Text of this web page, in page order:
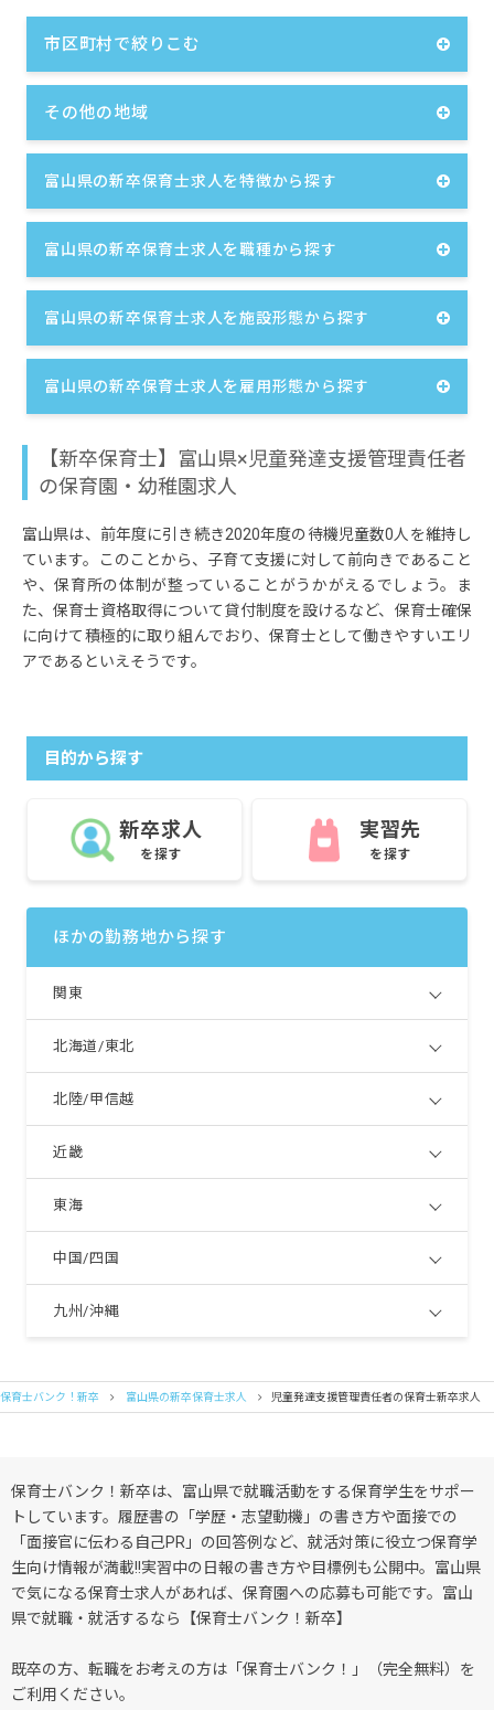
市区町村で絞りこむ
その他の地域
富山県の新卒保育士求人を特徴から探す
富山県の新卒保育士求人を職種から探す
富山県の新卒保育士求人を施設形態から探す
富山県の新卒保育士求人を雇用形態から探す
【新卒保育士】富山県×児童発達支援管理責任者
の保育園・幼稚園求人
富山県は、前年度に引き続き2020年度の待機児童数0人を維持し
ています。このことから、子育て支援に対して前向きであること
や、保育所の体制が整っていることがうかがえるでしょう。ま
た、保育士資格取得について貸付制度を設けるなど、保育士確保
に向けて積極的に取り組んでおり、保育士として働きやすいエリ
アであるといえそうです。
目的から探す
新卒求人
を探す
実習先
を探す
ほかの勤務地から探す
関東
北海道/東北
北陸/甲信越
近畿
東海
中国/四国
九州/沖縄
保育士バンク！新卒 富山県の新卒保育士求人 児童発達支援管理責任者の保育士新卒求人
保育士バンク！新卒は、富山県で就職活動をする保育学生をサポー
トしています。履歴書の「学歴・志望動機」の書き方や面接での
「面接官に伝わる自己PR」の回答例など、就活対策に役立つ保育学
生向け情報が満載!!実習中の日報の書き方や目標例も公開中。富山県
で気になる保育士求人があれば、保育園への応募も可能です。富山
県で就職・就活するなら【保育士バンク！新卒】
既卒の方、転職をお考えの方は「保育士バンク！」（完全無料）を
ご利用ください。